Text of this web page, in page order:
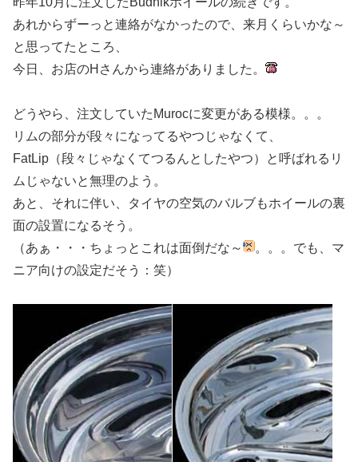
あれからずーっと連絡がなかったので、来月くらいかな～
と思ってたところ、
今日、お店のHさんから連絡がありました。
どうやら、注文していたMurocに変更がある模様。。。
リムの部分が段々になってるやつじゃなくて、
FatLip（段々じゃなくてつるんとしたやつ）と呼ばれるリ
ムじゃないと無理のよう。
あと、それに伴い、タイヤの空気のバルブもホイールの裏
面の設置になるそう。
（あぁ・・・ちょっとこれは面倒だな～
。。。でも、マ
ニア向けの設定だそう：笑）